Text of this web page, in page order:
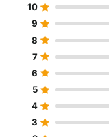
10
9
8
7
6
5
4
3